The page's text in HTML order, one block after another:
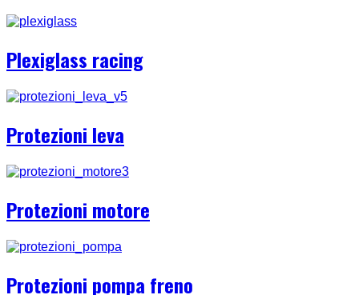
Plexiglass racing
Protezioni leva
Protezioni motore
Protezioni pompa freno